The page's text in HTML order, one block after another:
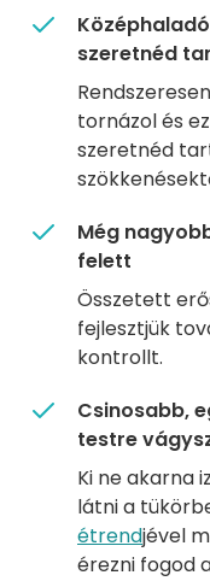
szeretnéd
tornázol és
szeretnéd
Még
felett
Összetett
fejlesztjük
kontrollt.
Csinosabb,
testre
Ki ne akarna
látni a
étrendjével
érezni fogod